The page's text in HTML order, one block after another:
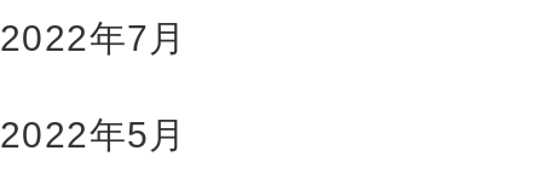
2022年7月
2022年5月